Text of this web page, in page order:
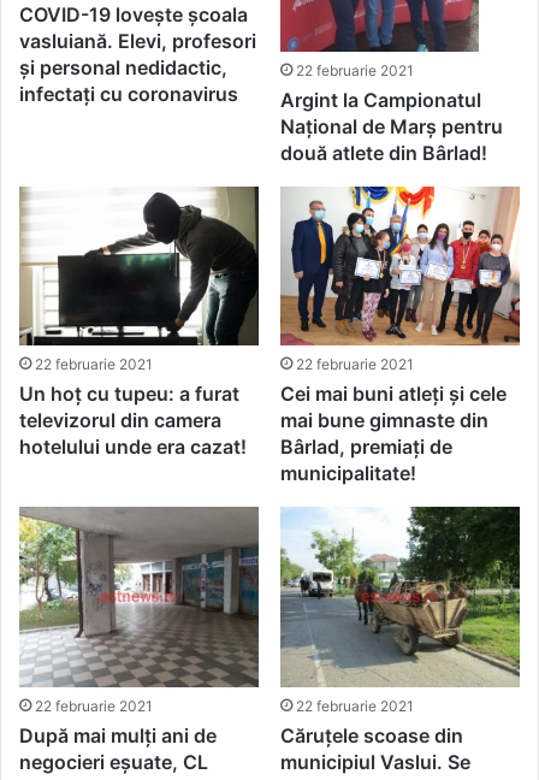
COVID-19 lovește școala
vasluiană. Elevi, profesori
și personal nedidactic,
infectați cu coronavirus
22 februarie 2021
Argint la Campionatul
Național de Marș pentru
două atlete din Bârlad!
22 februarie 2021
Un hoț cu tupeu: a furat
televizorul din camera
hotelului unde era cazat!
22 februarie 2021
Cei mai buni atleți și cele
mai bune gimnaste din
Bârlad, premiați de
municipalitate!
22 februarie 2021
După mai mulți ani de
negocieri eșuate, CL
22 februarie 2021
Căruțele scoase din
municipiul Vaslui. Se